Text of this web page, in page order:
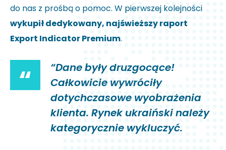
do nas z prośbą o pomoc. W pierwszej kolejności
wykupił dedykowany, najświeższy raport
Export Indicator Premium.
“
“Dane były druzgocące!
Całkowicie wywróciły
dotychczasowe wyobrażenia
klienta. Rynek ukraiński należy
kategorycznie wykluczyć.